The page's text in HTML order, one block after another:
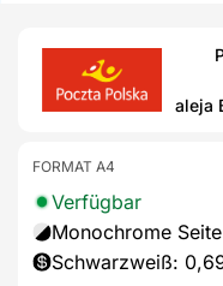
aleja
FORMAT A4
Verfügbar
Monochrome Seite
Schwarzweiß: